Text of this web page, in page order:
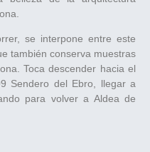
se interpone entre este
también conserva muestras
Toca descender hacia el
Sendero del Ebro, llegar a
para volver a Aldea de